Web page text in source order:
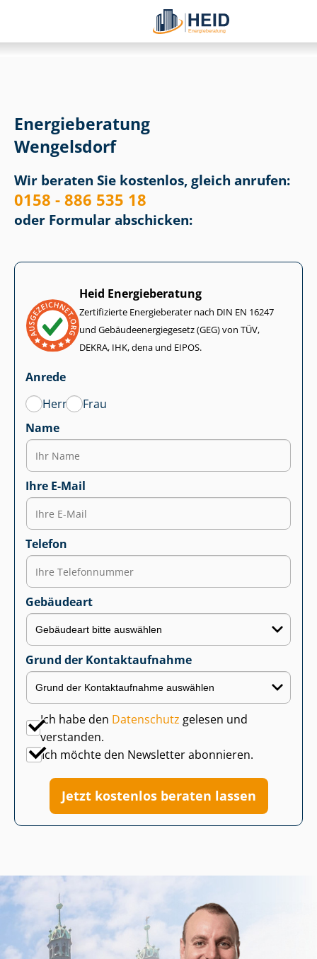
Energieberatung
Wengelsdorf
Wir beraten Sie kostenlos, gleich anrufen:
0158 - 886 535 18
oder Formular abschicken:
Heid Energieberatung
Zertifizierte Energieberater nach DIN EN 16247
und Ge­bäu­de­en­er­gie­ge­setz (GEG) von TÜV,
DEKRA, IHK, dena und EIPOS.
Anrede
Herr
Frau
Name
Ihre E-Mail
Telefon
Gebäudeart
Grund der Kontaktaufnahme
Ich habe den Datenschutz gelesen und
verstanden.
Ich möchte den Newsletter abonnieren.
Jetzt kostenlos beraten lassen